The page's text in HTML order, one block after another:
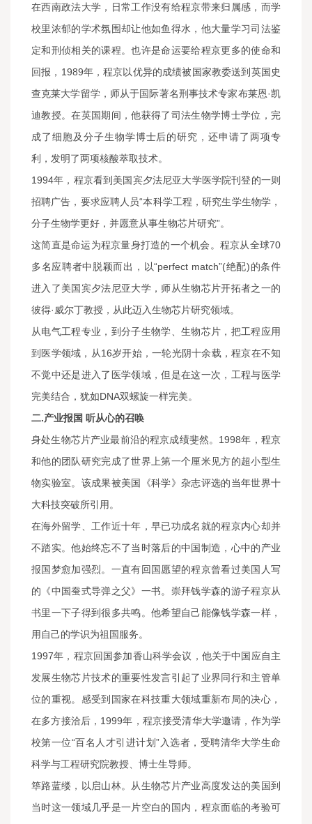
在西南政法大学，日常工作没有给程京带来归属感，而学
校里浓郁的学术氛围却让他如鱼得水，他大量学习司法鉴
定和刑侦相关的课程。也许是命运要给程京更多的使命和
回报，1989年，程京以优异的成绩被国家教委送到英国史
查克莱大学留学，师从于国际著名刑事技术专家布莱恩·凯
迪教授。在英国期间，他获得了司法生物学博士学位，完
成了细胞及分子生物学博士后的研究，还申请了两项专
利，发明了两项核酸萃取技术。
1994年，程京看到美国宾夕法尼亚大学医学院刊登的一则
招聘广告，要求应聘人员“本科学工程，研究生学生物学，
分子生物学更好，并愿意从事生物芯片研究”。
这简直是命运为程京量身打造的一个机会。程京从全球70
多名应聘者中脱颖而出，以“perfect match”(绝配)的条件
进入了美国宾夕法尼亚大学，师从生物芯片开拓者之一的
彼得·威尔丁教授，从此迈入生物芯片研究领域。
从电气工程专业，到分子生物学、生物芯片，把工程应用
到医学领域，从16岁开始，一轮光阴十余载，程京在不知
不觉中还是进入了医学领域，但是在这一次，工程与医学
完美结合，犹如DNA双螺旋一样完美。
二.产业报国 听从心的召唤
身处生物芯片产业最前沿的程京成绩斐然。1998年，程京
和他的团队研究完成了世界上第一个厘米见方的超小型生
物实验室。该成果被美国《科学》杂志评选的当年世界十
大科技突破所引用。
在海外留学、工作近十年，早已功成名就的程京内心却并
不踏实。他始终忘不了当时落后的中国制造，心中的产业
报国梦愈加强烈。一直有回国愿望的程京曾看过美国人写
的《中国蚕式导弹之父》一书。崇拜钱学森的游子程京从
书里一下子得到很多共鸣。他希望自己能像钱学森一样，
用自己的学识为祖国服务。
1997年，程京回国参加香山科学会议，他关于中国应自主
发展生物芯片技术的重要性发言引起了业界同行和主管单
位的重视。感受到国家在科技重大领域重新布局的决心，
在多方接洽后，1999年，程京接受清华大学邀请，作为学
校第一位“百名人才引进计划”入选者，受聘清华大学生命
科学与工程研究院教授、博士生导师。
筚路蓝缕，以启山林。从生物芯片产业高度发达的美国到
当时这一领域几乎是一片空白的国内，程京面临的考验可